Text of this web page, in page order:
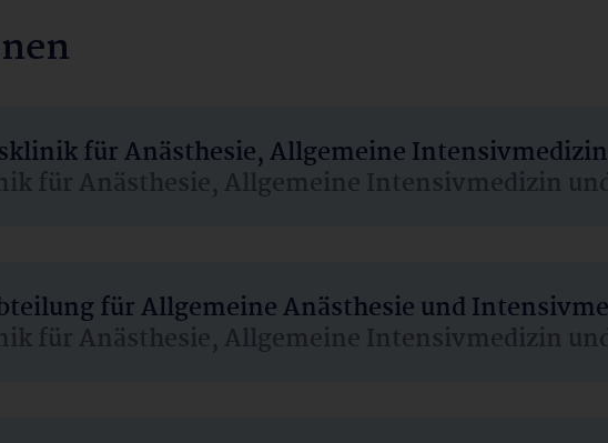
für Anästhesie, Allgemeine
für Anästhesie, Allgemeine Intensivmedizin
für Allgemeine Anästhesie und
für Anästhesie, Allgemeine Intensivmedizin